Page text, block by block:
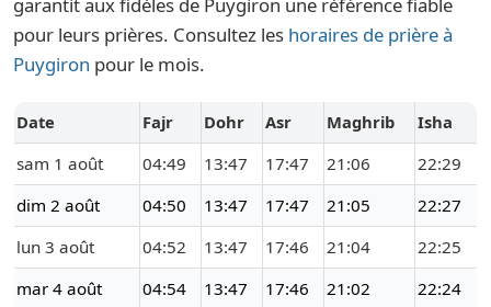
garantit aux fidèles de Puygiron une référence fiable
pour leurs prières. Consultez les horaires de prière à
Puygiron pour le mois.
Date Fajr Dohr Asr Maghrib
Isha
sam 1 août
04:49 13:47 17:47 21:06
22:29
dim 2 août
04:50 13:47 17:47 21:05
22:27
lun 3 août
04:52 13:47 17:46 21:04
22:25
mar 4 août
04:54 13:47 17:46 21:02
22:24